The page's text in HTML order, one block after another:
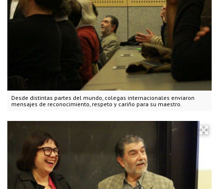
Desde distintas partes del mundo, colegas internacionales enviaron
mensajes de reconocimiento, respeto y cariño para su maestro.